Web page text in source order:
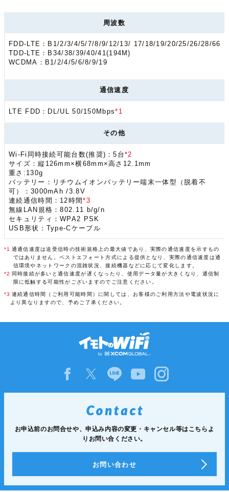
周波数
FDD-LTE：B1/2/3/4/5/7/8/9/12/13/ 17/18/19/20/25/26/28/66
TDD-LTE：B34/38/39/40/41(194M)
WCDMA：B1/2/4/5/6/8/9/19
通信速度
LTE FDD：DL/UL 50/150Mbps*1
その他
Wi-Fi同時接続可能台数(推奨)：5台*2
サイズ：縦126mm×横68mm×高さ12.1mm
重さ:130g
バッテリー：リチウムイオンバッテリー端末一体型（脱着不
可）：3000mAh /3.8V
連続通信時間：12時間*3
無線LAN規格：802.11 b/g/n
セキュリティ：WPA2 PSK
USB形状：Type-Cケーブル
*1 通通信速度は送受信時の技術規格上の最大値であり、実際の通信速度を示すもの
ではありません。ベストエフォート方式による提供となり、実際の通信速度は通
信環境やネットワークの混雑状況、接続機器などに応じて変化します。
*2
同時接続が多いと通信速度が遅くなったり、使用データ量が大きくなり、通信制
限に抵触する可能性がございますのでご注意ください。
*3 連続通信時間（ご利用可能時間）に関しては、お客様のご利用方法や電波状況に
より異なりますので、予めご了承ください。
お申込前のお問合せや、申込み内容の変更・キャンセル等はこちらよ
りお問い合ください。
お問い合わせ